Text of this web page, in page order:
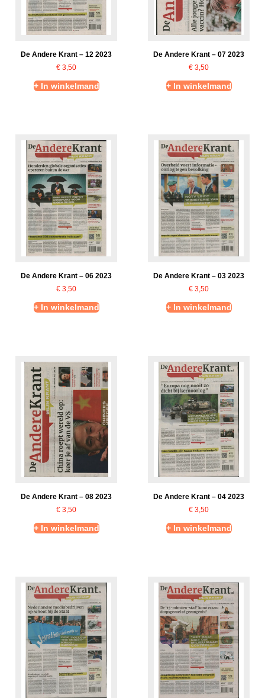
De Andere Krant – 12 2023
€ 3,50
+ In winkelmand
De Andere Krant – 07 2023
€ 3,50
+ In winkelmand
De Andere Krant – 06 2023
€ 3,50
+ In winkelmand
De Andere Krant – 03 2023
€ 3,50
+ In winkelmand
De Andere Krant – 08 2023
€ 3,50
+ In winkelmand
De Andere Krant – 04 2023
€ 3,50
+ In winkelmand